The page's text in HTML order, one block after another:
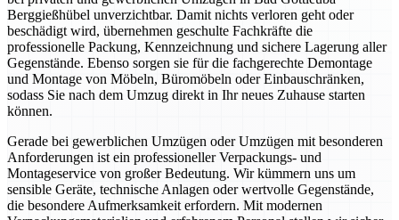
Berggießhübel unverzichtbar. Damit nichts verloren geht oder
beschädigt wird, übernehmen geschulte Fachkräfte die
professionelle Packung, Kennzeichnung und sichere Lagerung aller
Gegenstände. Ebenso sorgen sie für die fachgerechte Demontage
und Montage von Möbeln, Büromöbeln oder Einbauschränken,
sodass Sie nach dem Umzug direkt in Ihr neues Zuhause starten
können.
Gerade bei gewerblichen Umzügen oder Umzügen mit besonderen
Anforderungen ist ein professioneller Verpackungs- und
Montageservice von großer Bedeutung. Wir kümmern uns um
sensible Geräte, technische Anlagen oder wertvolle Gegenstände,
die besondere Aufmerksamkeit erfordern. Mit modernen